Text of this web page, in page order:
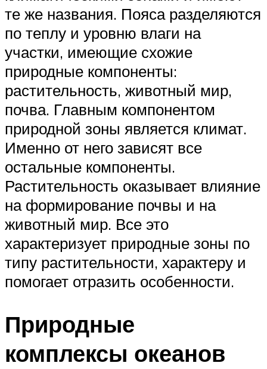
те же названия. Пояса разделяются
по теплу и уровню влаги на
участки, имеющие схожие
природные компоненты:
растительность, животный мир,
почва. Главным компонентом
природной зоны является климат.
Именно от него зависят все
остальные компоненты.
Растительность оказывает влияние
на формирование почвы и на
животный мир. Все это
характеризует природные зоны по
типу растительности, характеру и
помогает отразить особенности.
Природные
комплексы океанов